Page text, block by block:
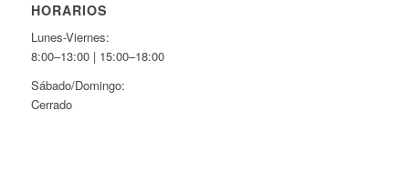
HORARIOS
Lunes-Viernes:
8:00–13:00 | 15:00–18:00
Sábado/Domingo:
Cerrado